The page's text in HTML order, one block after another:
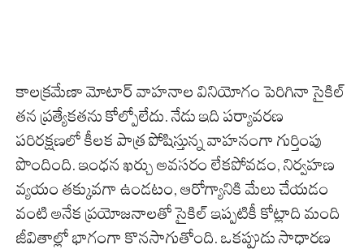
కాలక్రమేణా మోటార్ వాహనాల వినియోగం పెరిగినా సైకిల్
తన ప్రత్యేకతను కోల్పోలేదు. నేడు ఇది పర్యావరణ
పరిరక్షణలో కీలక పాత్ర పోషిస్తున్న వాహనంగా గుర్తింపు
పొందింది. ఇంధన ఖర్చు అవసరం లేకపోవడం, నిర్వహణ
వ్యయం తక్కువగా ఉండటం, ఆరోగ్యానికి మేలు చేయడం
వంటి అనేక ప్రయోజనాలతో సైకిల్ ఇప్పటికీ కోట్లాది మంది
జీవితాల్లో భాగంగా కొనసాగుతోంది. ఒకప్పుడు సాధారణ